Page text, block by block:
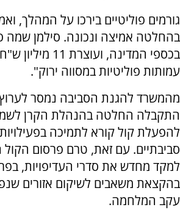
גורמים פוליטיים בירכו על המהלך,
בהחלטה אמיצה ונכונה. סילמן שמה
בכספי המדינה,
עמותות פוליטיות במסווה ירוק".
התקבלה החלטה בהנהלת הקרן
להפעלת קול קורא לתמיכה בפעילויות
סביבתיים. עם זאת, טרם פרסום
למקד מחדש את סדרי העדיפויות,
בהקצאת משאבים לשיקום אזורים
עקב המלחמה.